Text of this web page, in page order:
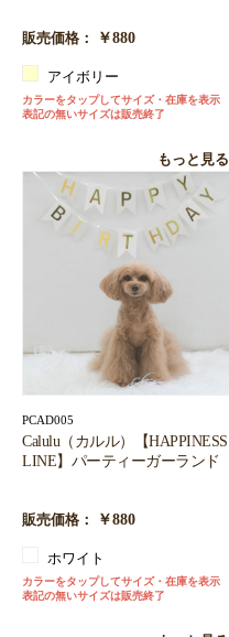
販売価格： ￥880
アイボリー
カラーをタップしてサイズ・在庫を表示
表記の無いサイズは販売終了
もっと見る
PCAD005
Calulu（カルル）【HAPPINESS
LINE】パーティーガーランド
販売価格： ￥880
ホワイト
カラーをタップしてサイズ・在庫を表示
表記の無いサイズは販売終了